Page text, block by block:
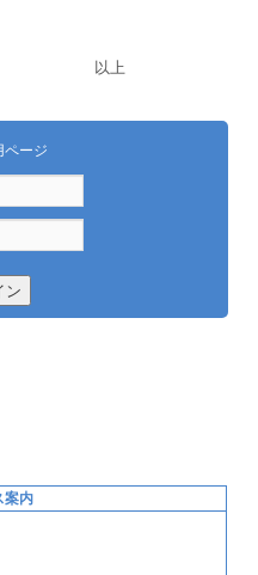
ページ
案内